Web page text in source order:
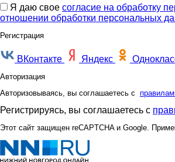
Я даю свое согласие на обработку
отношении обработки персональных
Регистрация
ВКонтакте Яндекс
Авторизация
Авторизовываясь, вы соглашаетесь с
Регистрируясь, вы соглашаетесь с
Этот сайт защищен reCAPTCHA и Google.